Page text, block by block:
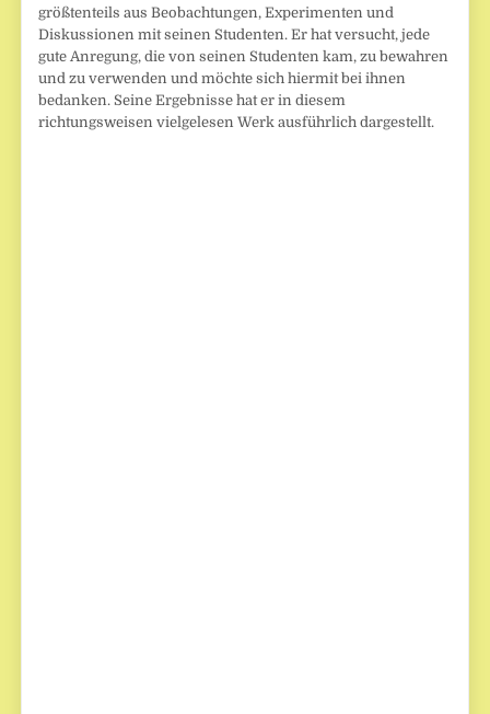
größtenteils aus Beobachtungen, Experimenten und
Diskussionen mit seinen Studenten. Er hat versucht, jede
gute Anregung, die von seinen Studenten kam, zu bewahren
und zu verwenden und möchte sich hiermit bei ihnen
bedanken. Seine Ergebnisse hat er in diesem
richtungsweisen vielgelesen Werk ausführlich dargestellt.